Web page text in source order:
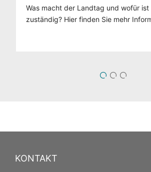
Was macht der Landtag und wofür ist
zuständig? Hier finden Sie mehr
1 2
KONTAKT